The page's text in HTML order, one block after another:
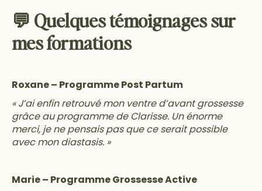
💬 Quelques témoignages sur
mes formations
Roxane – Programme Post Partum
« J’ai enfin retrouvé mon ventre d’avant grossesse
grâce au programme de Clarisse. Un énorme
merci, je ne pensais pas que ce serait possible
avec mon diastasis. »
Marie – Programme Grossesse Active